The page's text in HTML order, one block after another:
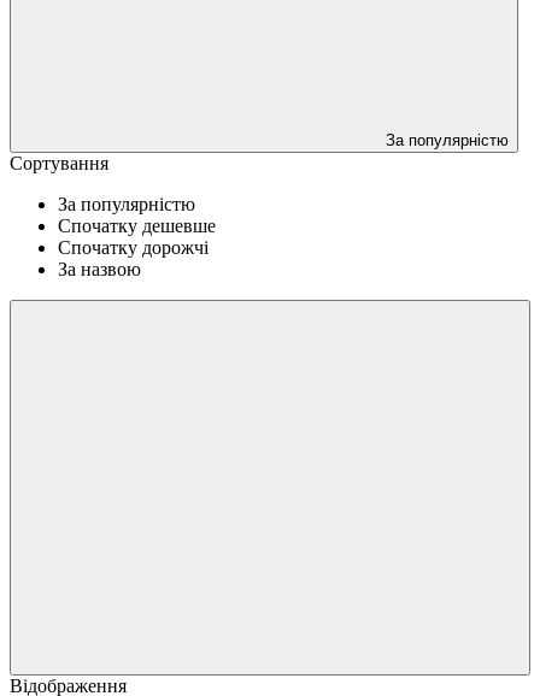
За популярністю
Сортування
За популярністю
Спочатку дешевше
Спочатку дорожчі
За назвою
Відображення